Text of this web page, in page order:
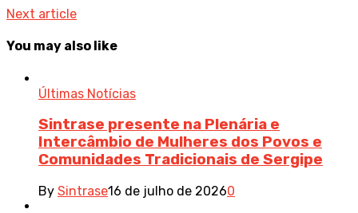
Next article
You may also like
Últimas Notícias
Sintrase presente na Plenária e
Intercâmbio de Mulheres dos Povos e
Comunidades Tradicionais de Sergipe
By Sintrase16 de julho de 20260